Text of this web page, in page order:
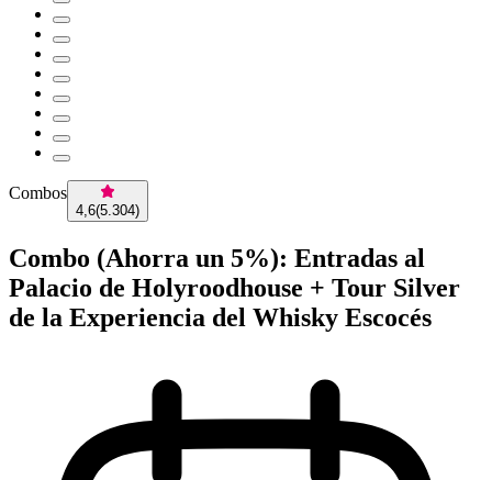
Combos
4,6(5.304)
Combo (Ahorra un 5%): Entradas al
Palacio de Holyroodhouse + Tour Silver
de la Experiencia del Whisky Escocés